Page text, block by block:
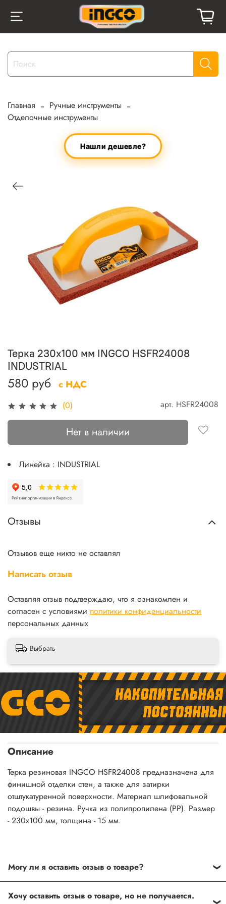
Главная
Ручные инструменты
Отделочные инструменты
Нашли дешевле?
(0) арт. HSFR24008
Терка 230х100 мм INGCO HSFR24008
INDUSTRIAL
580 руб с НДС
Нет в наличии
Линейка : INDUSTRIAL
Отзывы
Отзывов еще никто не оставлял
Написать отзыв
Оставляя отзыв подтверждаю, что я ознакомлен и
согласен с условиями политики конфиденциальности
персональных данных
Выбрать
Описание
Терка резиновая INGCO HSFR24008 предназначена для
финишной отделки стен, а также для затирки
отштукатуренной поверхности. Материал шлифовальной
подошвы - резина. Ручка из полипропилена (PP). Размер
- 230х100 мм, толщина - 15 мм.
Могу ли я оставить отзыв о товаре?
специальное поле, где Вы можете оставить свой отзыв.
Хочу оставить отзыв о товаре, но не получается.